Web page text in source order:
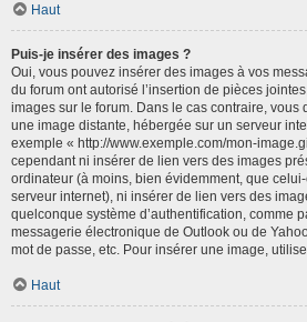
Haut
Puis-je insérer des images ?
Oui, vous pouvez insérer des images à vos
du forum ont autorisé l’insertion de pièces
images sur le forum. Dans le cas contraire, vous
une image distante, hébergée sur un serveur
exemple « http://www.exemple.com/mon-
cependant ni insérer de lien vers des images
ordinateur (à moins, bien évidemment, que
serveur internet), ni insérer de lien vers des
quelconque système d’authentification, comme
messagerie électronique de Outlook ou de
mot de passe, etc. Pour insérer une image,
Haut